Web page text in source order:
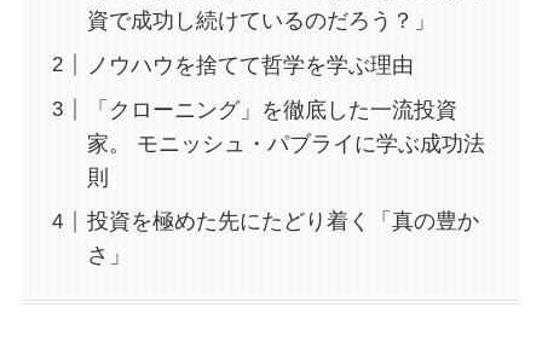
資で成功し続けているのだろう？」
ノウハウを捨てて哲学を学ぶ理由
「クローニング」を徹底した一流投資
家。 モニッシュ・パブライに学ぶ成功法
則
投資を極めた先にたどり着く「真の豊か
さ」